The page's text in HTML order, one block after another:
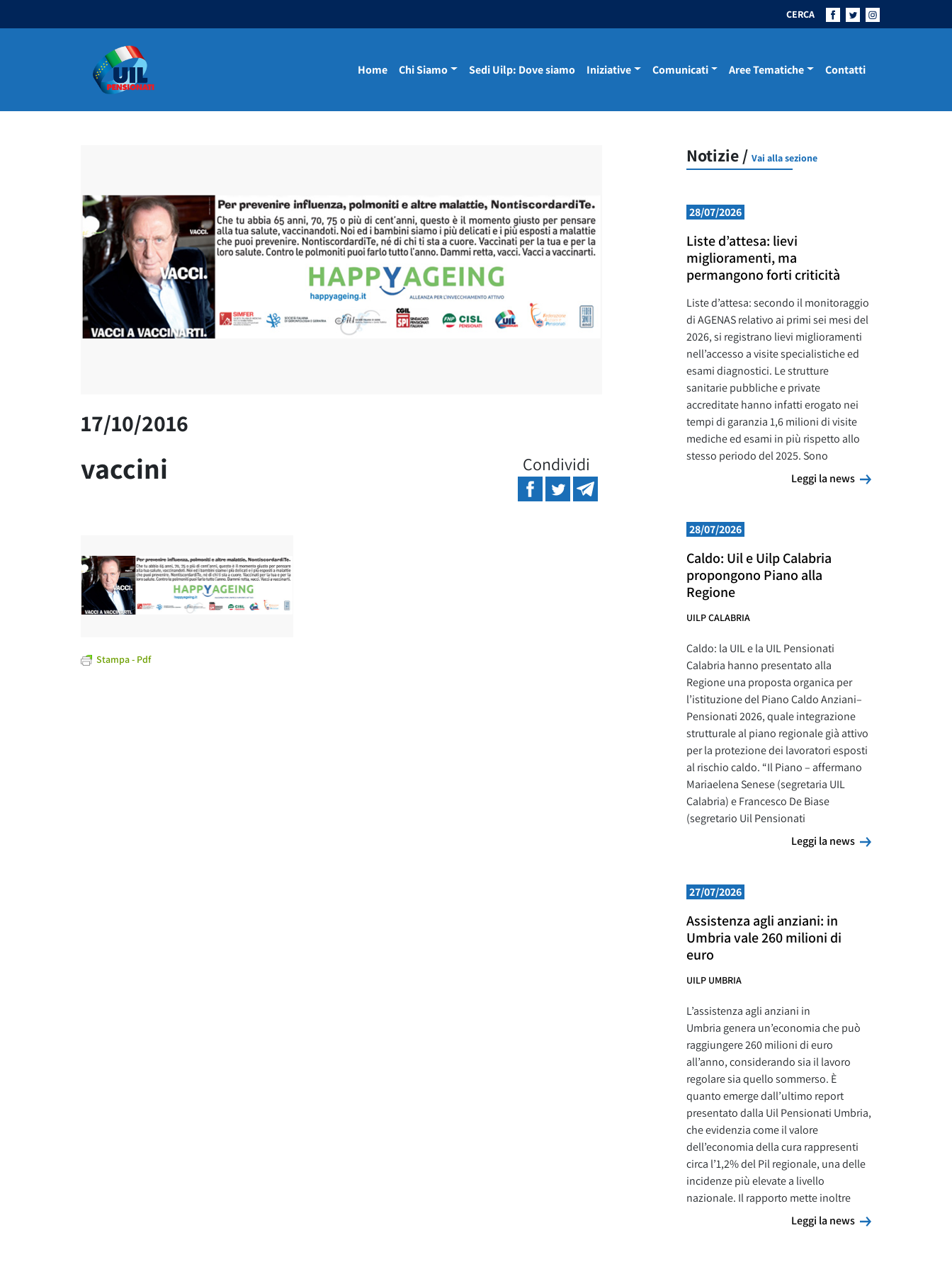
CERCA
Navigazione principale Home Chi Siamo Sedi Uilp: Dove siamo Iniziative Comunicati Aree Tematiche Contatti
17/10/2016
vaccini Condividi
Stampa - Pdf
Notizie / Vai alla sezione
28/07/2026
Liste d’attesa: lievi
miglioramenti, ma
permangono forti criticità
Liste d’attesa: secondo il monitoraggio
di AGENAS relativo ai primi sei mesi del
2026, si registrano lievi miglioramenti
nell’accesso a visite specialistiche ed
esami diagnostici. Le strutture
sanitarie pubbliche e private
accreditate hanno infatti erogato nei
tempi di garanzia 1,6 milioni di visite
mediche ed esami in più rispetto allo
stesso periodo del 2025. Sono
Leggi la news
Leggi la news
28/07/2026
Caldo: Uil e Uilp Calabria
propongono Piano alla
Regione
UILP CALABRIA
Caldo: la UIL e la UIL Pensionati
Calabria hanno presentato alla
Regione una proposta organica per
l’istituzione del Piano Caldo Anziani–
Pensionati 2026, quale integrazione
strutturale al piano regionale già attivo
per la protezione dei lavoratori esposti
al rischio caldo. “Il Piano – affermano
Mariaelena Senese (segretaria UIL
Calabria) e Francesco De Biase
(segretario Uil Pensionati
Leggi la news
Leggi la news
27/07/2026
Assistenza agli anziani: in
Umbria vale 260 milioni di
euro
UILP UMBRIA
L’assistenza agli anziani in
Umbria genera un’economia che può
raggiungere 260 milioni di euro
all’anno, considerando sia il lavoro
regolare sia quello sommerso. È
quanto emerge dall’ultimo report
presentato dalla Uil Pensionati Umbria,
che evidenzia come il valore
dell’economia della cura rappresenti
circa l’1,2% del Pil regionale, una delle
incidenze più elevate a livello
nazionale. Il rapporto mette inoltre
Leggi la news
Leggi la news